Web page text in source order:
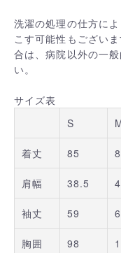
洗濯の処理の仕方に
こす可能性もござい
合は、病院以外の一
い。
サイズ表
S
着丈 85
肩幅 38.5
袖丈 59
胸囲 98